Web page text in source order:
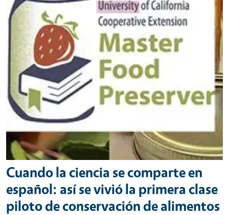
Cuando la ciencia se comparte en
español: así se vivió la primera clase
piloto de conservación de alimentos